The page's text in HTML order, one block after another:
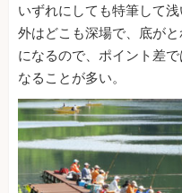
いずれにしても特筆して
外はどこも深場で、底が
になるので、ポイント差
なることが多い。